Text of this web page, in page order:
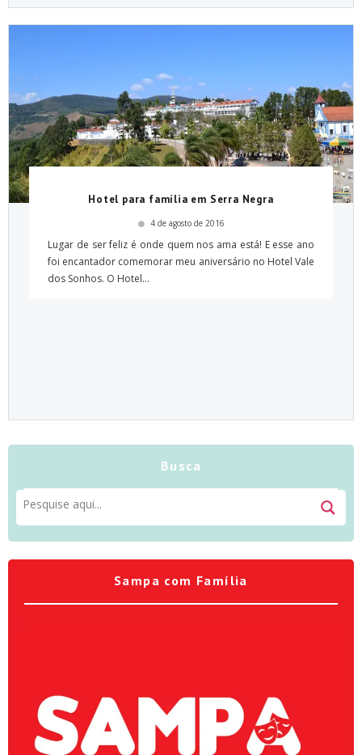
Hotel para família em Serra Negra
4 de agosto de 2016
Lugar de ser feliz é onde quem nos ama está! E esse ano
foi encantador comemorar meu aniversário no Hotel Vale
dos Sonhos. O Hotel...
Busca
Sampa com Família